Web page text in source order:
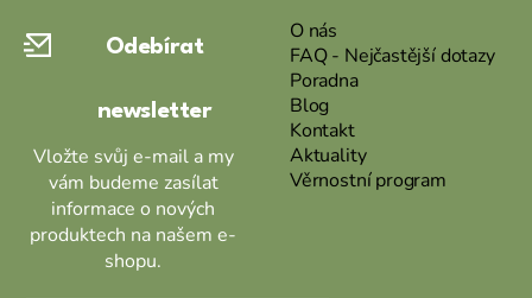
Odebírat
newsletter
Vložte svůj e-mail a my
vám budeme zasílat
informace o nových
produktech na našem e-
shopu.
O nás
FAQ - Nejčastější dotazy
Poradna
Blog
Kontakt
Aktuality
Věrnostní program